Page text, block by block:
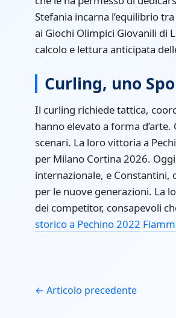
Stefania incarna l’equilibrio
ai Giochi Olimpici Giovanili di
calcolo e lettura anticipata
Curling, uno
Il curling richiede tattica,
hanno elevato a forma
scenari. La loro vittoria a
per Milano Cortina 2026.
internazionale, e
per le nuove generazioni. La
dei competitor, consapevoli
storico a Pechino 2022
← Articolo precedente